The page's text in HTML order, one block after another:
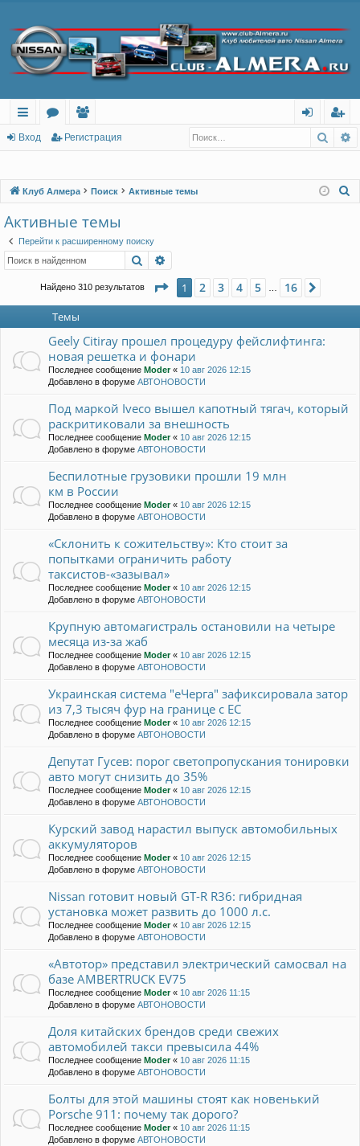
с
лк
о
м
ол
ов
ел
и
ег
тр
Вход Регистрация
Клуб Алмера Поиск Активные темы
Активные темы
Перейти к расширенному поиску
Поиск
Найдено 310 результатов Страница из 16
1 2 3 4 5 16
Темы
Geely Citiray прошел процедуру фейслифтинга:
новая решетка и фонари
Последнее сообщение Moder« 10 авг 2026 12:15
Добавлено в форуме АВТОНОВОСТИ
Под маркой Iveco вышел капотный тягач, который
раскритиковали за внешность
Последнее сообщение Moder« 10 авг 2026 12:15
Добавлено в форуме АВТОНОВОСТИ
Беспилотные грузовики прошли 19 млн
км в России
Последнее сообщение Moder« 10 авг 2026 12:15
Добавлено в форуме АВТОНОВОСТИ
«Склонить к сожительству»: Кто стоит за
попытками ограничить работу
таксистов-«зазывал»
Последнее сообщение Moder« 10 авг 2026 12:15
Добавлено в форуме АВТОНОВОСТИ
Крупную автомагистраль остановили на четыре
месяца из-за жаб
Последнее сообщение Moder« 10 авг 2026 12:15
Добавлено в форуме АВТОНОВОСТИ
Украинская система "еЧерга" зафиксировала затор
из 7,3 тысяч фур на границе с ЕС
Последнее сообщение Moder« 10 авг 2026 12:15
Добавлено в форуме АВТОНОВОСТИ
Депутат Гусев: порог светопропускания тонировки
авто могут снизить до 35%
Последнее сообщение Moder« 10 авг 2026 12:15
Добавлено в форуме АВТОНОВОСТИ
Курский завод нарастил выпуск автомобильных
аккумуляторов
Последнее сообщение Moder« 10 авг 2026 12:15
Добавлено в форуме АВТОНОВОСТИ
Nissan готовит новый GT-R R36: гибридная
установка может развить до 1000 л.с.
Последнее сообщение Moder« 10 авг 2026 12:15
Добавлено в форуме АВТОНОВОСТИ
«Автотор» представил электрический самосвал на
базе AMBERTRUCK EV75
Последнее сообщение Moder« 10 авг 2026 11:15
Добавлено в форуме АВТОНОВОСТИ
Доля китайских брендов среди свежих
автомобилей такси превысила 44%
Последнее сообщение Moder« 10 авг 2026 11:15
Добавлено в форуме АВТОНОВОСТИ
Болты для этой машины стоят как новенький
Porsche 911: почему так дорого?
Последнее сообщение Moder« 10 авг 2026 11:15
Добавлено в форуме АВТОНОВОСТИ